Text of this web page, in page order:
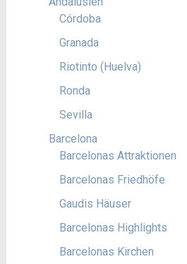
Córdoba
Granada
Riotinto (Huelva)
Ronda
Sevilla
Barcelona
Barcelonas Attraktionen
Barcelonas Friedhöfe
Gaudis Häuser
Barcelonas Highlights
Barcelonas Kirchen